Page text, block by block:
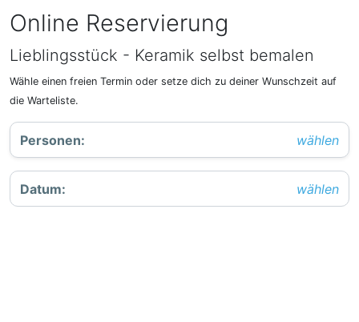
Online Reservierung
Lieblingsstück - Keramik selbst bemalen
Wähle einen freien Termin oder setze dich zu deiner Wunschzeit auf
die Warteliste.
Personen: wählen
Datum: wählen